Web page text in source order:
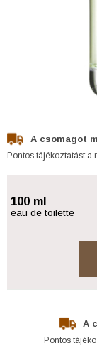
A csomagot
Pontos tájékoztatást a
100 ml
eau de toilette
A
Pontos